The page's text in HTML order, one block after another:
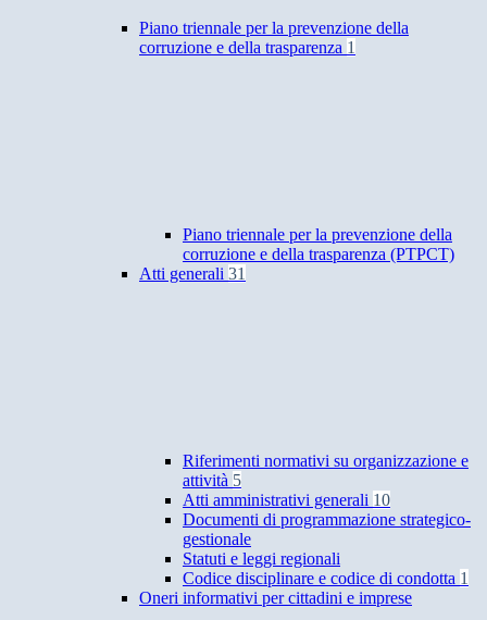
Piano triennale per la prevenzione della
corruzione e della trasparenza 1
Piano triennale per la prevenzione della
corruzione e della trasparenza (PTPCT)
Atti generali 31
Riferimenti normativi su organizzazione e
attività 5
Atti amministrativi generali 10
Documenti di programmazione strategico-
gestionale
Statuti e leggi regionali
Codice disciplinare e codice di condotta 1
Oneri informativi per cittadini e imprese